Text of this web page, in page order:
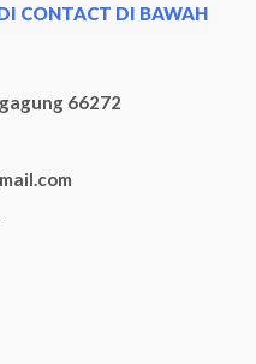
CONTACT DI BAWAH
66272